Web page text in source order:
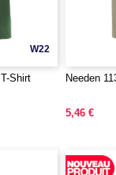
W22
Shirt
Needen
5,46 €